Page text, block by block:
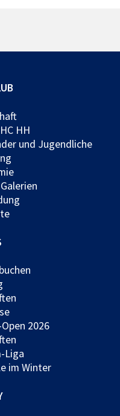
HH
und Jugendliche
2026
Liga
im Winter